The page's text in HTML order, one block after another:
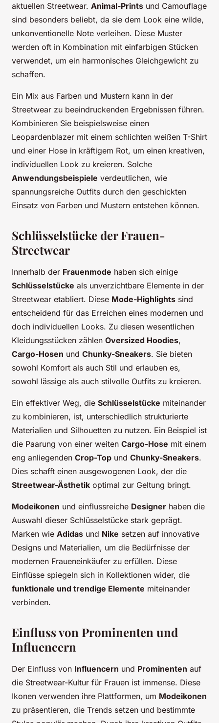
aktuellen Streetwear. Animal-Prints und Camouflage
sind besonders beliebt, da sie dem Look eine wilde,
unkonventionelle Note verleihen. Diese Muster
werden oft in Kombination mit einfarbigen Stücken
verwendet, um ein harmonisches Gleichgewicht zu
schaffen.
Ein Mix aus Farben und Mustern kann in der
Streetwear zu beeindruckenden Ergebnissen führen.
Kombinieren Sie beispielsweise einen
Leopardenblazer mit einem schlichten weißen T-Shirt
und einer Hose in kräftigem Rot, um einen kreativen,
individuellen Look zu kreieren. Solche
Anwendungsbeispiele verdeutlichen, wie
spannungsreiche Outfits durch den geschickten
Einsatz von Farben und Mustern entstehen können.
Schlüsselstücke der Frauen-
Streetwear
Innerhalb der Frauenmode haben sich einige
Schlüsselstücke als unverzichtbare Elemente in der
Streetwear etabliert. Diese Mode-Highlights sind
entscheidend für das Erreichen eines modernen und
doch individuellen Looks. Zu diesen wesentlichen
Kleidungsstücken zählen Oversized Hoodies,
Cargo-Hosen und Chunky-Sneakers. Sie bieten
sowohl Komfort als auch Stil und erlauben es,
sowohl lässige als auch stilvolle Outfits zu kreieren.
Ein effektiver Weg, die Schlüsselstücke miteinander
zu kombinieren, ist, unterschiedlich strukturierte
Materialien und Silhouetten zu nutzen. Ein Beispiel ist
die Paarung von einer weiten Cargo-Hose mit einem
eng anliegenden Crop-Top und Chunky-Sneakers.
Dies schafft einen ausgewogenen Look, der die
Streetwear-Ästhetik optimal zur Geltung bringt.
Modeikonen und einflussreiche Designer haben die
Auswahl dieser Schlüsselstücke stark geprägt.
Marken wie Adidas und Nike setzen auf innovative
Designs und Materialien, um die Bedürfnisse der
modernen Fraueneinkäufer zu erfüllen. Diese
Einflüsse spiegeln sich in Kollektionen wider, die
funktionale und trendige Elemente miteinander
verbinden.
Einfluss von Prominenten und
Influencern
Der Einfluss von Influencern und Prominenten auf
die Streetwear-Kultur für Frauen ist immense. Diese
Ikonen verwenden ihre Plattformen, um Modeikonen
zu präsentieren, die Trends setzen und bestimmte